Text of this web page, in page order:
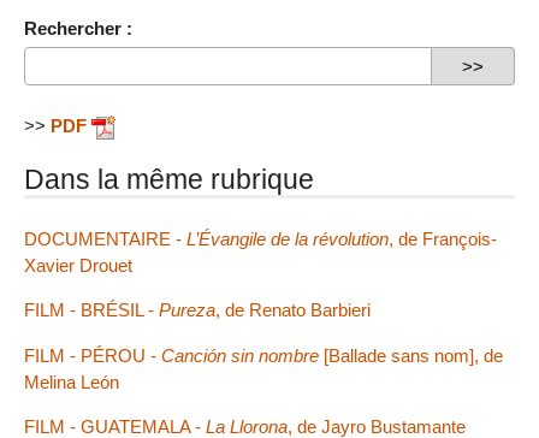
Rechercher :
>> PDF
Dans la même rubrique
DOCUMENTAIRE - L’Évangile de la révolution, de François-
Xavier Drouet
FILM - BRÉSIL - Pureza, de Renato Barbieri
FILM - PÉROU - Canción sin nombre [Ballade sans nom], de
Melina León
FILM - GUATEMALA - La Llorona, de Jayro Bustamante